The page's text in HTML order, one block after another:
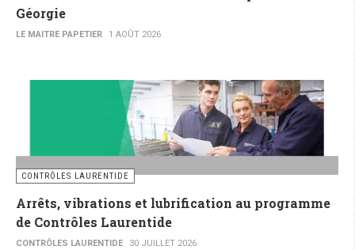
Géorgie
LE MAITRE PAPETIER 1 AOÛT 2026
CONTRÔLES LAURENTIDE
Arrêts, vibrations et lubrification au programme
de Contrôles Laurentide
CONTRÔLES LAURENTIDE 30 JUILLET 2026